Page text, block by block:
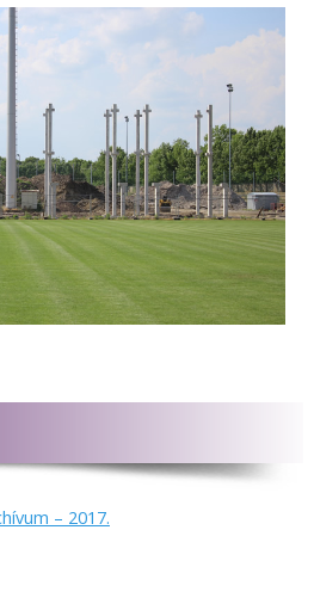
– 2017.